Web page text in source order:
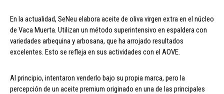
En la actualidad, SeNeu elabora aceite de oliva virgen extra en el núcleo
de Vaca Muerta. Utilizan un método superintensivo en espaldera con
variedades arbequina y arbosana, que ha arrojado resultados
excelentes. Esto se refleja en sus actividades con el AOVE.
Al principio, intentaron venderlo bajo su propia marca, pero la
percepción de un aceite premium originado en una de las principales